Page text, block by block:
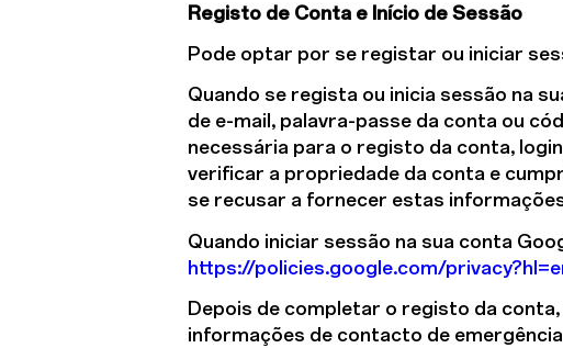
Registo de Conta e Início de Sessão
Pode optar por se registar ou iniciar
Quando se regista ou inicia sessão na
de e-mail, palavra-passe da conta ou
necessária para o registo da conta,
verificar a propriedade da conta e
se recusar a fornecer estas
Quando iniciar sessão na sua conta
https://policies.google.com/
Depois de completar o registo da
informações de contacto de